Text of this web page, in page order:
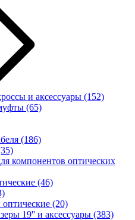
и аксессуары (152)
(65)
(186)
компонентов оптических
(46)
(20)
19'' и аксессуары (383)